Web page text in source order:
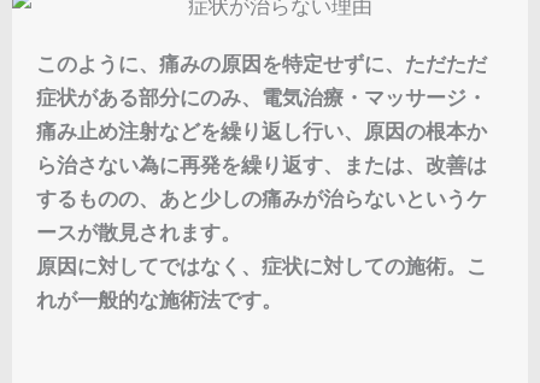
このように、痛みの原因を特定せずに、ただただ
症状がある部分にのみ、電気治療・マッサージ・
痛み止め注射などを繰り返し行い、原因の根本か
ら治さない為に再発を繰り返す、または、改善は
するものの、あと少しの痛みが治らないというケ
ースが散見されます。
原因に対してではなく、症状に対しての施術。こ
れが一般的な施術法です。